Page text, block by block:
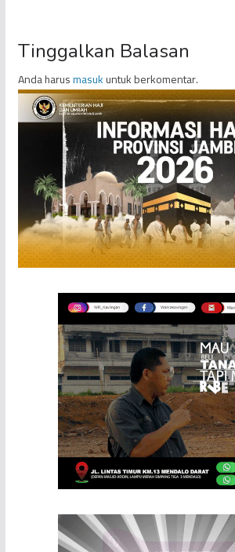
Tinggalkan Balasan
Anda harusmasukuntuk berkomentar.